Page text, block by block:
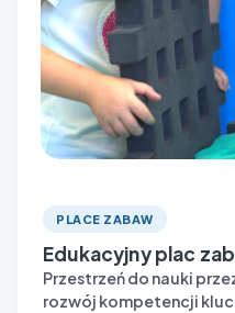
PLACE ZABAW
Edukacyjny plac
Przestrzeń do nauki
rozwój kompetencji